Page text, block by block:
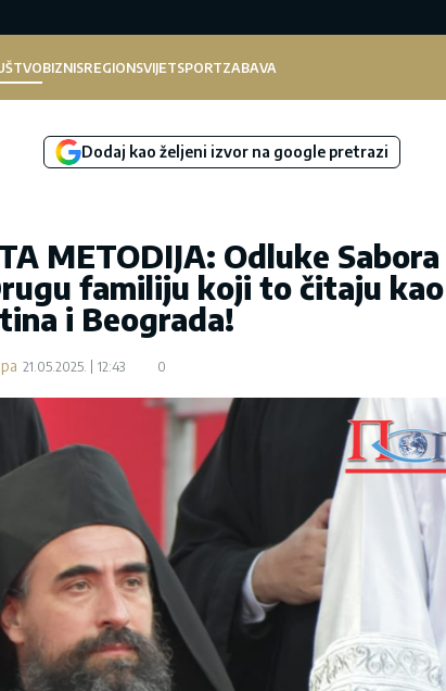
BIZNISREGIONSVIJETSPORTZABAVA
Dodaj kao željeni izvor na google pretrazi
METODIJA: Odluke Sabora
familiju koji to čitaju kao
i Beograda!
21.05.2025. 12:43 0